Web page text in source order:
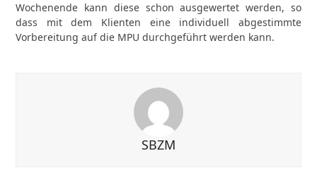
Wochenende kann diese schon ausgewertet werden, so
dass mit dem Klienten eine individuell abgestimmte
Vorbereitung auf die MPU durchgeführt werden kann.
SBZM